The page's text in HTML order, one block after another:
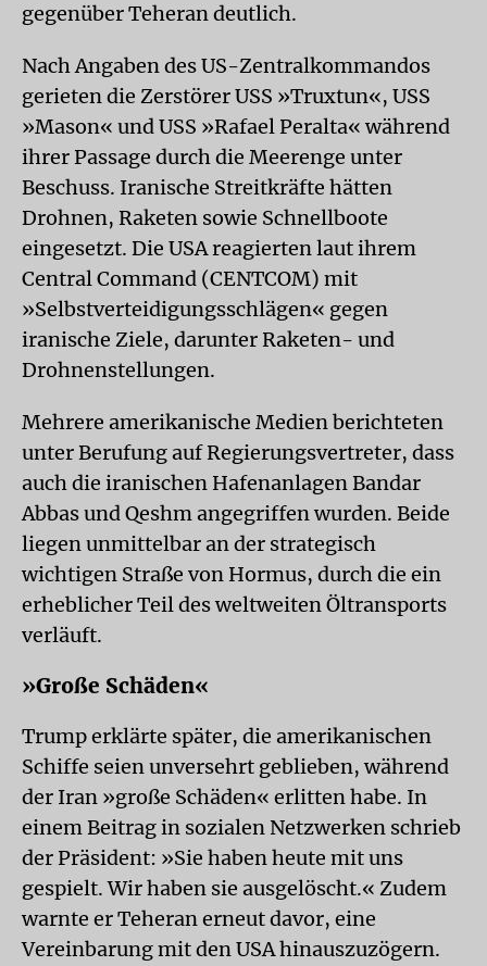
gegenüber Teheran deutlich.
Nach Angaben des US-Zentralkommandos
gerieten die Zerstörer USS »Truxtun«, USS
»Mason« und USS »Rafael Peralta« während
ihrer Passage durch die Meerenge unter
Beschuss. Iranische Streitkräfte hätten
Drohnen, Raketen sowie Schnellboote
eingesetzt. Die USA reagierten laut ihrem
Central Command (CENTCOM) mit
»Selbstverteidigungsschlägen« gegen
iranische Ziele, darunter Raketen- und
Drohnenstellungen.
Mehrere amerikanische Medien berichteten
unter Berufung auf Regierungsvertreter, dass
auch die iranischen Hafenanlagen Bandar
Abbas und Qeshm angegriffen wurden. Beide
liegen unmittelbar an der strategisch
wichtigen Straße von Hormus, durch die ein
erheblicher Teil des weltweiten Öltransports
verläuft.
»Große Schäden«
Trump erklärte später, die amerikanischen
Schiffe seien unversehrt geblieben, während
der Iran »große Schäden« erlitten habe. In
einem Beitrag in sozialen Netzwerken schrieb
der Präsident: »Sie haben heute mit uns
gespielt. Wir haben sie ausgelöscht.« Zudem
warnte er Teheran erneut davor, eine
Vereinbarung mit den USA hinauszuzögern.